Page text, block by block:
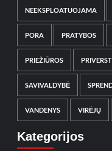
NEEKSPLOATUOJAMA
PORA PRATYBOS
PRIEŽIŪROS
SAVIVALDYBĖ
VANDENYS VIRĖJŲ
Kategorijos